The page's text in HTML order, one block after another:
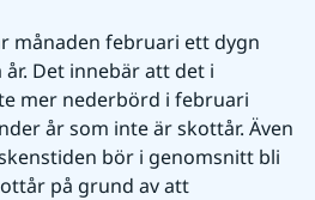
månaden februari ett dygn
Det innebär att det i
mer nederbörd i februari
år som inte är skottår. Även
bör i genomsnitt bli
på grund av att